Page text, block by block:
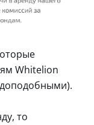
Whitelion
то